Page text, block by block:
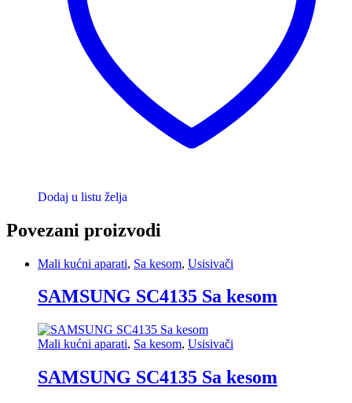
Dodaj u listu želja
Povezani proizvodi
Mali kućni aparati, Sa kesom, Usisivači
SAMSUNG SC4135 Sa kesom
Mali kućni aparati, Sa kesom, Usisivači
SAMSUNG SC4135 Sa kesom